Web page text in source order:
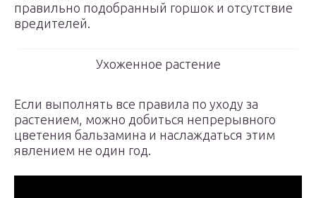
правильно подобранный горшок и отсутствие
вредителей.
Ухоженное растение
Если выполнять все правила по уходу за
растением, можно добиться непрерывного
цветения бальзамина и наслаждаться этим
явлением не один год.